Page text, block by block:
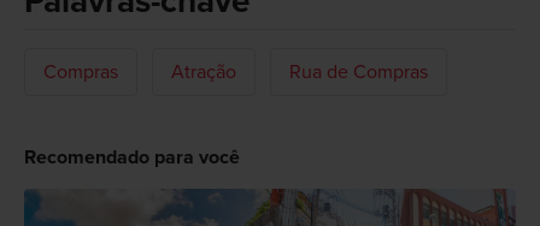
Compras Atração Rua de Compras
Recomendado para você